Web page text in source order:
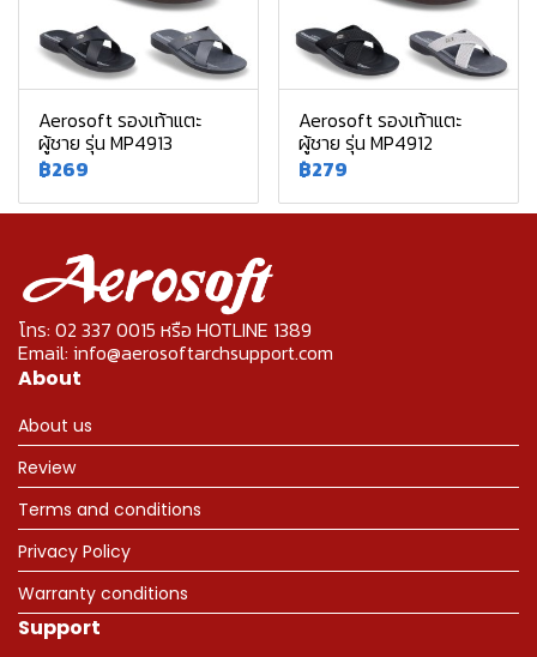
Aerosoft รองเท้าแตะ
ผู้ชาย รุ่น MP4913
฿269
Aerosoft รองเท้าแตะ
ผู้ชาย รุ่น MP4912
฿279
โทร: 02 337 0015 หรือ HOTLINE 1389
Email: info@aerosoftarchsupport.com
About
About us
Review
Terms and conditions
Privacy Policy
Warranty conditions
Support